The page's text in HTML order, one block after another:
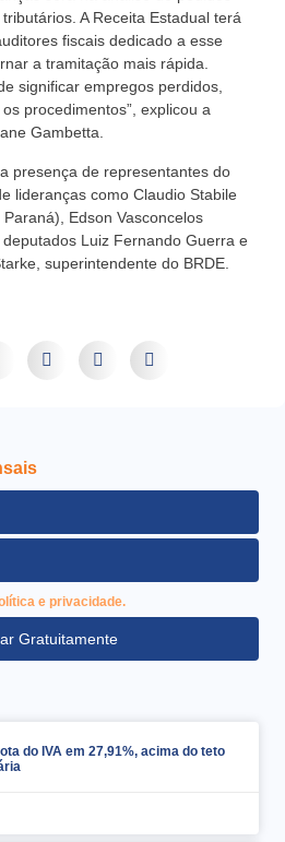
A Receita Estadual terá
fiscais dedicado a esse
a tramitação mais rápida.
significar empregos perdidos,
procedimentos”, explicou a
Gambetta.
presença de representantes do
lideranças como Claudio Stabile
Edson Vasconcelos
Luiz Fernando Guerra e
superintendente do BRDE.
e privacidade.
Gratuitamente
do IVA em 27,91%, acima do teto